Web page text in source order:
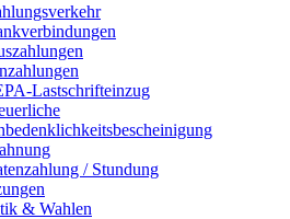
Lastschrifteinzug
/ Stundung
& Wahlen